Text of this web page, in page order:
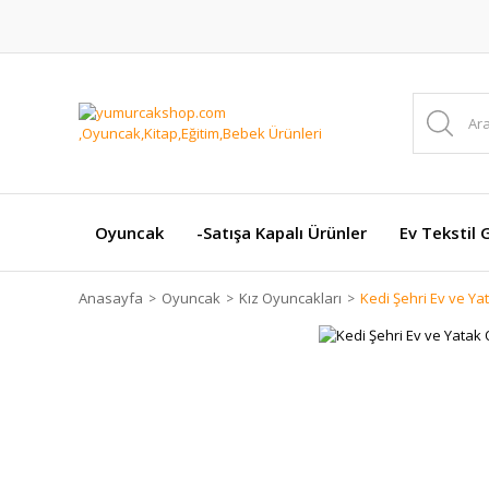
Oyuncak -Satışa Kapalı Ürünler Ev Tekstil
Anasayfa Oyuncak Kız Oyuncakları Kedi Şehri Ev ve